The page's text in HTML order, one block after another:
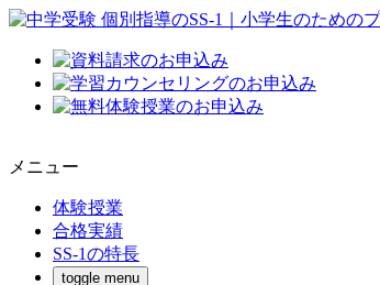
メニュー
体験授業
合格実績
SS-1の特長
toggle menu